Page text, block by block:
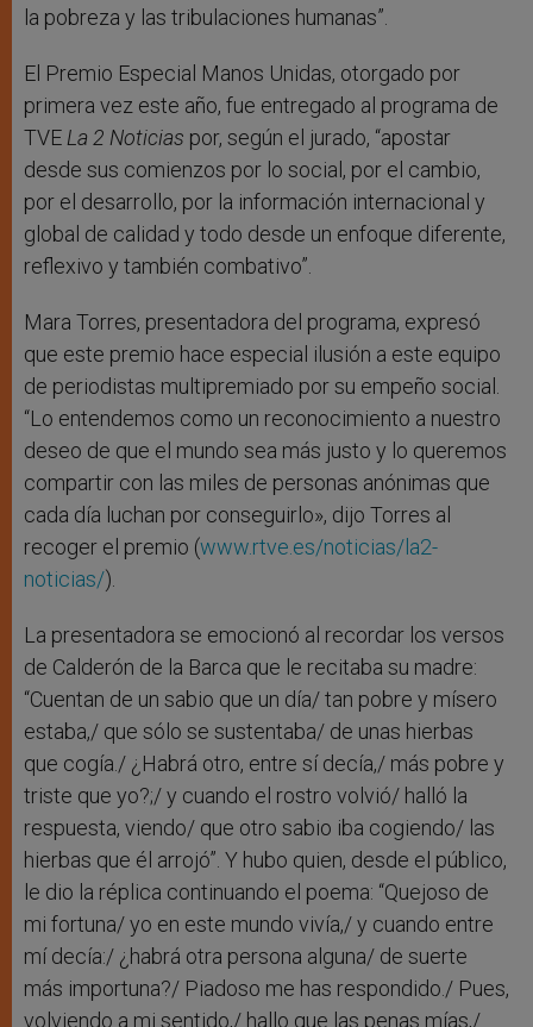
la pobreza y las tribulaciones humanas”.
El Premio Especial Manos Unidas, otorgado por
primera vez este año, fue entregado al programa de
TVELa 2 Noticias por, según el jurado, “apostar
desde sus comienzos por lo social, por el cambio,
por el desarrollo, por la información internacional y
global de calidad y todo desde un enfoque diferente,
reflexivo y también combativo”.
Mara Torres, presentadora del programa, expresó
que este premio hace especial ilusión a este equipo
de periodistas multipremiado por su empeño social.
“Lo entendemos como un reconocimiento a nuestro
deseo de que el mundo sea más justo y lo queremos
compartir con las miles de personas anónimas que
cada día luchan por conseguirlo», dijo Torres al
recoger el premio (www.rtve.es/noticias/la2-
noticias/).
La presentadora se emocionó al recordar los versos
de Calderón de la Barca que le recitaba su madre:
“Cuentan de un sabio que un día/ tan pobre y mísero
estaba,/ que sólo se sustentaba/ de unas hierbas
que cogía./ ¿Habrá otro, entre sí decía,/ más pobre y
triste que yo?;/ y cuando el rostro volvió/ halló la
respuesta, viendo/ que otro sabio iba cogiendo/ las
hierbas que él arrojó”. Y hubo quien, desde el público,
le dio la réplica continuando el poema: “Quejoso de
mi fortuna/ yo en este mundo vivía,/ y cuando entre
mí decía:/ ¿habrá otra persona alguna/ de suerte
más importuna?/ Piadoso me has respondido./ Pues,
volviendo a mi sentido,/ hallo que las penas mías,/